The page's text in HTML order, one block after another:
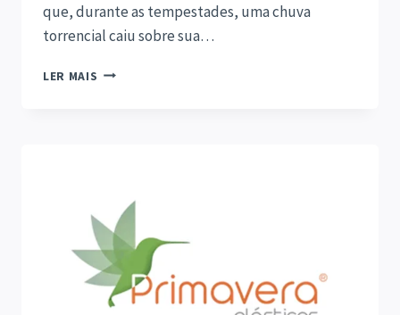
que, durante as tempestades, uma chuva
torrencial caiu sobre sua…
LER MAIS LONA
MELHOR